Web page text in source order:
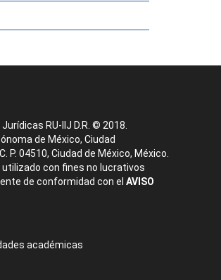
RU-IIJ D.R. © 2018.
de México, Ciudad
P. 04510, Ciudad de México, México.
con fines no lucrativos
de conformidad con el AVISO
académicas